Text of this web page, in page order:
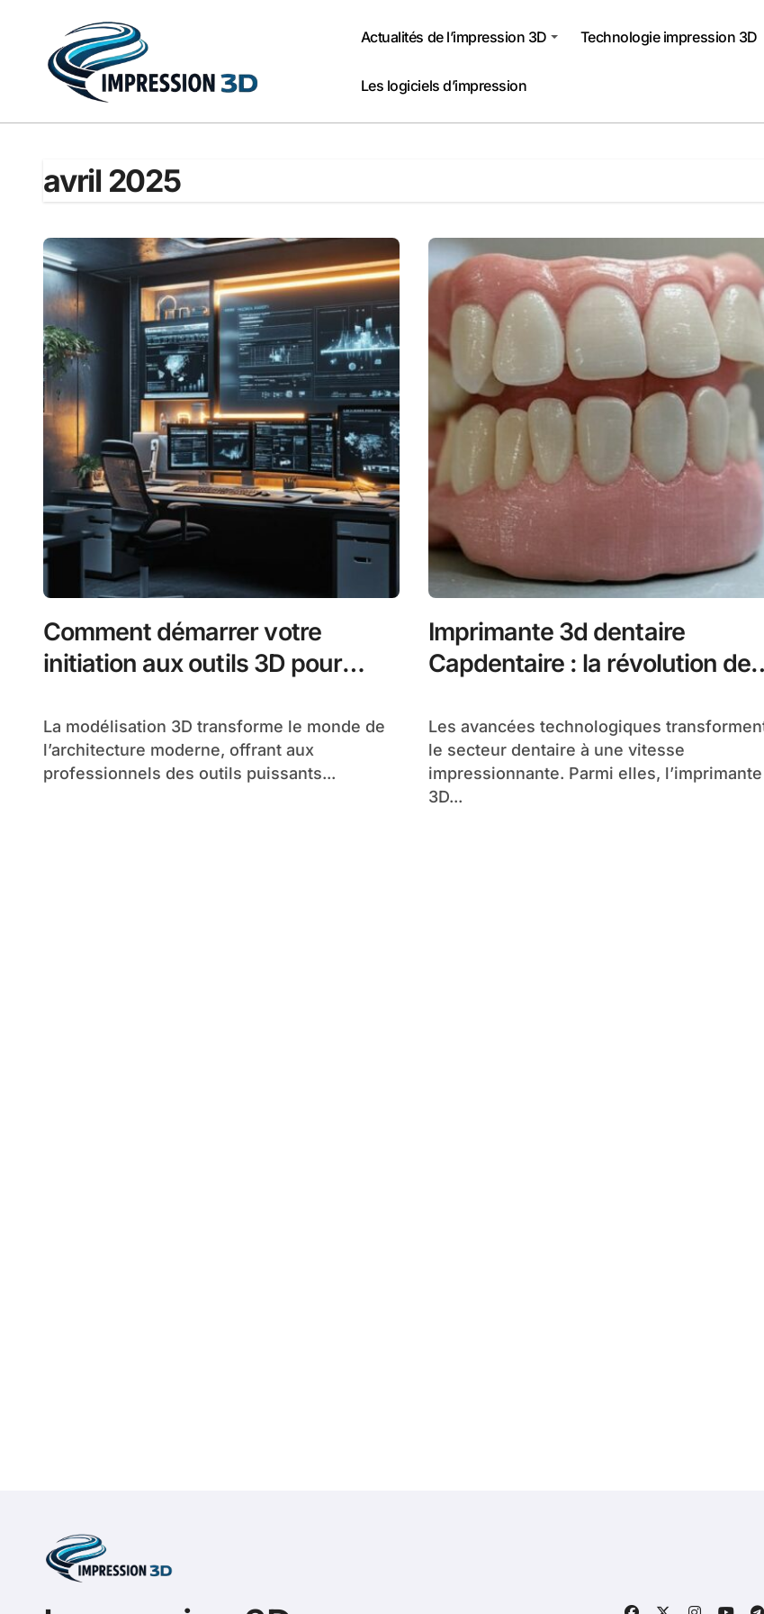
Actualités de l’impression 3D Technologie impression 3D
Les logiciels d’impression
avril 2025
Comment démarrer votre
initiation aux outils 3D pour
en architecture
La modélisation 3D transforme le monde de
l’architecture moderne, offrant aux
professionnels des outils puissants...
Imprimante 3d dentaire
Capdentaire : la révolution des
Les avancées technologiques transforment
le secteur dentaire à une vitesse
impressionnante. Parmi elles, l’imprimante
3D...